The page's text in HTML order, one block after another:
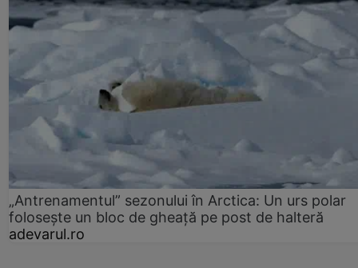
„Antrenamentul” sezonului în Arctica: Un urs polar
folosește un bloc de gheață pe post de halteră
adevarul.ro